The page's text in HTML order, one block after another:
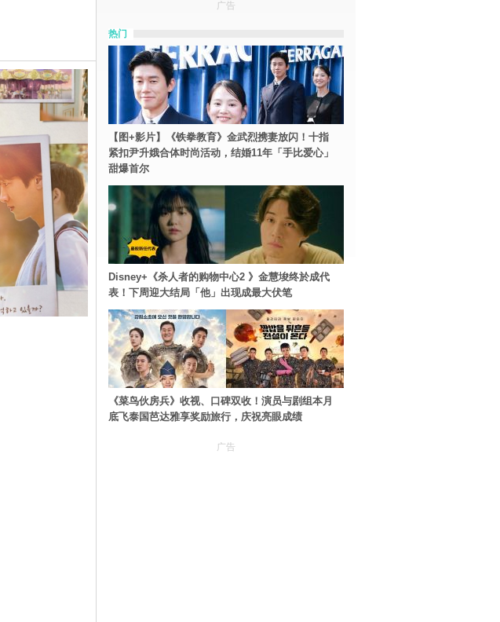
广告
热门
【图+影片】《铁拳教育》金武烈携妻放闪！十指
紧扣尹升娥合体时尚活动，结婚11年「手比爱心」
甜爆首尔
Disney+《杀人者的购物中心2 》金慧埈终於成代
表！下周迎大结局「他」出现成最大伏笔
《菜鸟伙房兵》收视、口碑双收！演员与剧组本月
底飞泰国芭达雅享奖励旅行，庆祝亮眼成绩
广告